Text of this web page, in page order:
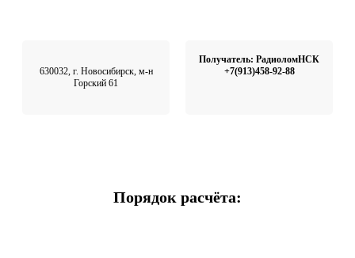
630032, г. Новосибирск, м-н
Горский 61
Получатель: РадиоломНСК
+7(913)458-92-88
Порядок расчёта: